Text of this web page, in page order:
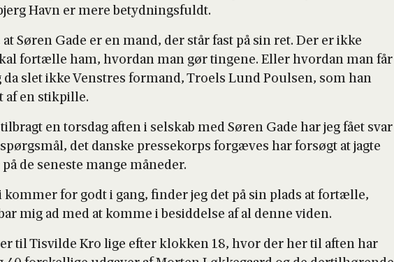
Havn er mere betyd­nings­fuldt.
at Søren Gade er en mand, der står fast på sin ret. Der er ikke
for­tæl­le ham, hvor­dan man gør tin­ge­ne. Eller hvor­dan man får
da slet ikke Ven­stres for­mand, Tro­els Lund Poul­sen, som han
af en stikpil­le.
en tors­dag aften i sel­skab med Søren Gade har jeg fået svar
det dan­ske pres­se­kor­ps for­gæ­ves har for­søgt at jag­te
de sene­ste man­ge måne­der.
kom­mer for godt i gang, fin­der jeg det på sin plads at for­tæl­le,
mig ad med at kom­me i besid­del­se af al den­ne viden.
til Tisvil­de Kro lige efter klok­ken 18, hvor der her til aften har